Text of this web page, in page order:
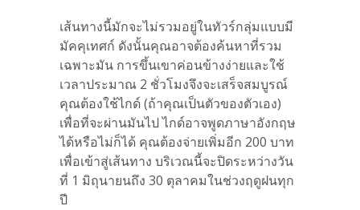
เส้นทางนี้มักจะไม่รวมอยู่ในทัวร์กลุ่มแบบมี
มัคคุเทศก์ ดังนั้นคุณอาจต้องค้นหาที่รวม
เฉพาะมัน การขึ้นเขาค่อนข้างง่ายและใช้
เวลาประมาณ 2 ชั่วโมงจึงจะเสร็จสมบูรณ์
คุณต้องใช้ไกด์ (ถ้าคุณเป็นตัวของตัวเอง)
เพื่อที่จะผ่านมันไป ไกด์อาจพูดภาษาอังกฤษ
ได้หรือไม่ก็ได้ คุณต้องจ่ายเพิ่มอีก 200 บาท
เพื่อเข้าสู่เส้นทาง บริเวณนี้จะปิดระหว่างวัน
ที่ 1 มิถุนายนถึง 30 ตุลาคมในช่วงฤดูฝนทุก
ปี